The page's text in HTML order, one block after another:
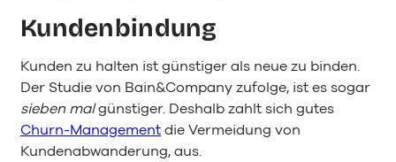
Kundenbindung
Kunden zu halten ist günstiger als neue zu binden.
Der Studie von Bain&Company zufolge, ist es sogar
sieben malgünstiger. Deshalb zahlt sich gutes
Churn-Managementdie Vermeidung von
Kundenabwanderung, aus.